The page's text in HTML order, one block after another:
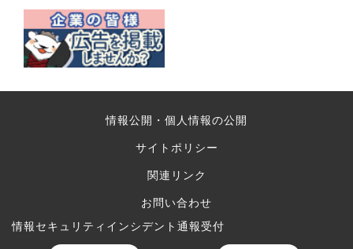
情報公開・個人情報の公開
サイトポリシー
関連リンク
お問い合わせ
情報セキュリティインシデント通報受付